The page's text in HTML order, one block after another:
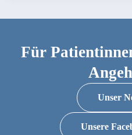
Für
Unser
Unsere